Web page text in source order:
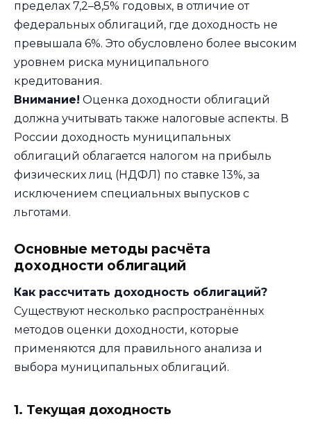
пределах 7,2–8,5% годовых, в отличие от
федеральных облигаций, где доходность не
превышала 6%. Это обусловлено более высоким
уровнем риска муниципального
кредитования.
Внимание! Оценка доходности облигаций
должна учитывать также налоговые аспекты. В
России доходность муниципальных
облигаций облагается налогом на прибыль
физических лиц (НДФЛ) по ставке 13%, за
исключением специальных выпусков с
льготами.
Основные методы расчёта
доходности облигаций
Как рассчитать доходность облигаций?
Существуют несколько распространённых
методов оценки доходности, которые
применяются для правильного анализа и
выбора муниципальных облигаций.
1. Текущая доходность